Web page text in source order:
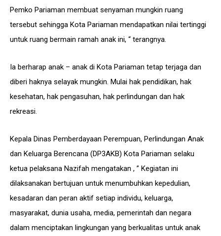
Pemko Pariaman membuat senyaman mungkin ruang
tersebut sehingga Kota Pariaman mendapatkan nilai tertinggi
untuk ruang bermain ramah anak ini, “ terangnya.
Ia berharap anak – anak di Kota Pariaman tetap terjaga dan
diberi haknya selayak mungkin. Mulai hak pendidikan, hak
kesehatan, hak pengasuhan, hak perlindungan dan hak
rekreasi.
Kepala Dinas Pemberdayaan Perempuan, Perlindungan Anak
dan Keluarga Berencana (DP3AKB) Kota Pariaman selaku
ketua pelaksana Nazifah mengatakan , ” Kegiatan ini
dilaksanakan bertujuan untuk menumbuhkan kepedulian,
kesadaran dan peran aktif setiap individu, keluarga,
masyarakat, dunia usaha, media, pemerintah dan negara
dalam menciptakan lingkungan yang berkualitas untuk anak